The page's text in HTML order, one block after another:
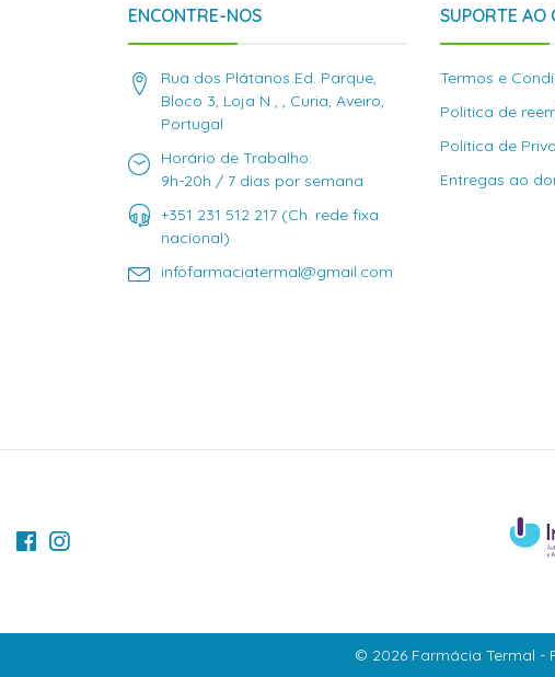
ENCONTRE-NOS
Rua dos Plátanos Ed. Parque,
Bloco 3, Loja N , , Curia, Aveiro,
Portugal
Horário de Trabalho:
9h-20h / 7 dias por semana
+351 231 512 217 (Ch. rede fixa
nacional)
infofarmaciatermal@gmail.com
SUPORTE AO
Termos e
Politica de
Política de
Entregas ao
© 2026 Farmácia Termal -